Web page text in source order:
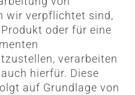
wir verpflichtet sind,
oder für eine
verarbeiten
hierfür. Diese
auf Grundlage von